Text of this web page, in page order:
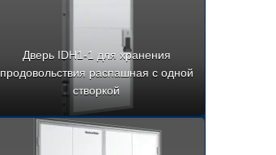
Дверь IDH1-1 для хранения
продовольствия распашная с одной
створкой